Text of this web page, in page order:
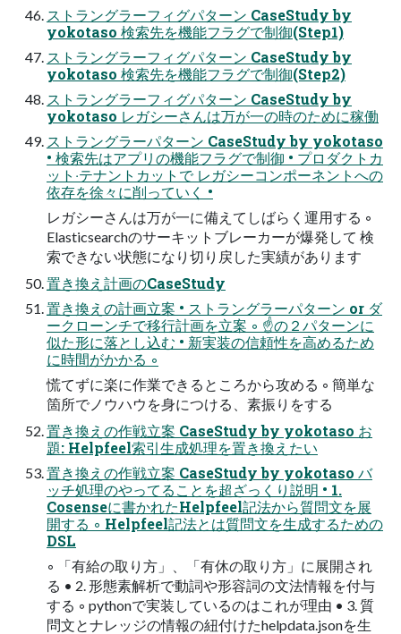
ストラングラーフィグパターン CaseStudy by
yokotaso 検索先を機能フラグで制御(Step1)
ストラングラーフィグパターン CaseStudy by
yokotaso 検索先を機能フラグで制御(Step2)
ストラングラーフィグパターン CaseStudy by
yokotaso レガシーさんは万が⼀の時のために稼働
ストラングラーパターン CaseStudy by yokotaso
• 検索先はアプリの機能フラグで制御 • プロダクトカ
ット‧テナントカットで レガシーコンポーネントへの
依存を徐々に削っていく •
レガシーさんは万が⼀に備えてしばらく運⽤する ◦
Elasticsearchのサーキットブレーカーが爆発して 検
索できない状態になり切り戻した実績があります
置き換え計画のCaseStudy
置き換えの計画⽴案 • ストラングラーパターン or ダ
ークローンチで移⾏計画を⽴案 ◦ ☝の２パターンに
似た形に落とし込む • 新実装の信頼性を⾼めるため
に時間がかかる ◦
慌てずに楽に作業できるところから攻める ◦ 簡単な
箇所でノウハウを⾝につける、素振りをする
置き換えの作戦⽴案 CaseStudy by yokotaso お
題: Helpfeel索引⽣成処理を置き換えたい
置き換えの作戦⽴案 CaseStudy by yokotaso バ
ッチ処理のやってることを超ざっくり説明 • 1.
Cosenseに書かれたHelpfeel記法から質問⽂を展
開する ◦ Helpfeel記法とは質問⽂を⽣成するための
DSL
◦ 「有給の取り⽅」、「有休の取り⽅」に展開され
る • 2. 形態素解析で動詞や形容詞の⽂法情報を付与
する ◦ pythonで実装しているのはこれが理由 • 3. 質
問⽂とナレッジの情報の紐付けたhelpdata.jsonを⽣